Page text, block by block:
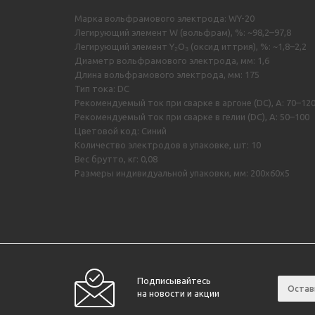
Марка вольфрамового электрода: WY-20
Легирующий элемент W (вольфрам), %: ~98,2–97,8
Легирующий элемент Y₂O₃ (оксид иттрия), %: ~1,8–2,2
Диаметр вольфрамового электрода, мм: 1,6
Длина вольфрамового электрода, мм: 175
Тип тока: DC
Рекомендуемый ток при сварке в аргоне (DC), А: 70–120
Рекомендуемый ток при сварке в гелии (DC), А: 50–100
Цветовой код: Синий
Количество электродов в упаковке, шт: 10
Вес брутто, кг: 0,08
Размеры индивидуальной упаковки, мм: 200х60х5
Подписывайтесь
на новости и акции